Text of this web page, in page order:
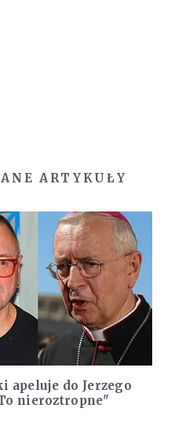
ARTYKUŁY
apeluje do Jerzego
nieroztropne"